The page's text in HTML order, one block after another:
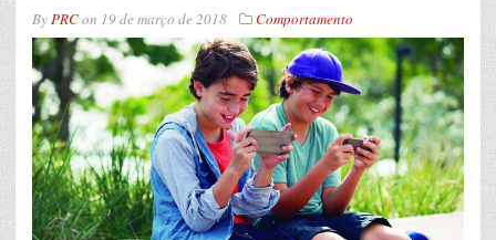
ByPRCon 19 de março de 2018 Comportamento